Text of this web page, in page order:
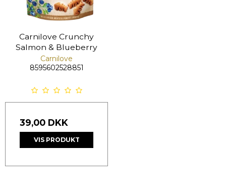
Carnilove Crunchy
Salmon & Blueberry
Carnilove
8595602528851
39,00 DKK
VIS PRODUKT